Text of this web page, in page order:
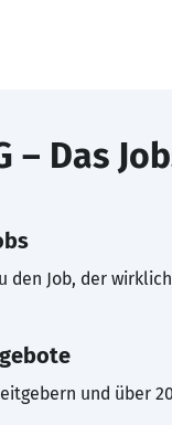
– Das
den Job, der
und über